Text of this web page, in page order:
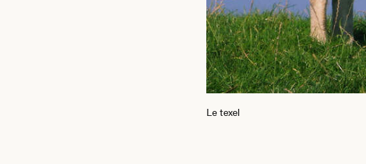
Le texel